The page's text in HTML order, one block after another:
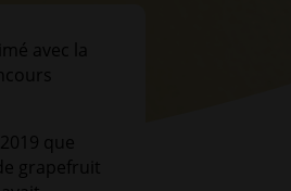
avec la
que
grapefruit